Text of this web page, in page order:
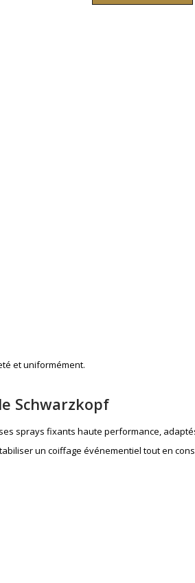
et uniformément.
Schwarzkopf
sprays fixants haute performance,
un coiffage événementiel tout en